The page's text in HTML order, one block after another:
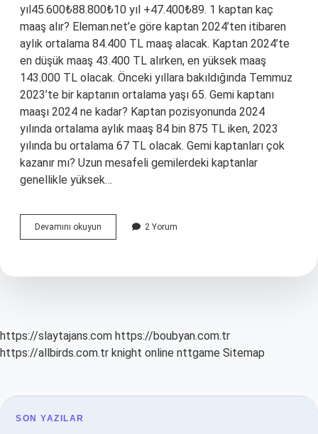
yıl45.600₺88.800₺10 yıl +47.400₺89. 1 kaptan kaç
maaş alır? Eleman.net’e göre kaptan 2024’ten itibaren
aylık ortalama 84.400 TL maaş alacak. Kaptan 2024’te
en düşük maaş 43.400 TL alırken, en yüksek maaş
143.000 TL olacak. Önceki yıllara bakıldığında Temmuz
2023’te bir kaptanın ortalama yaşı 65. Gemi kaptanı
maaşı 2024 ne kadar? Kaptan pozisyonunda 2024
yılında ortalama aylık maaş 84 bin 875 TL iken, 2023
yılında bu ortalama 67 TL olacak. Gemi kaptanları çok
kazanır mı? Uzun mesafeli gemilerdeki kaptanlar
genellikle yüksek…
Devamını okuyun
Kaptan
Maaş
2 Yorum
https://slaytajans.com https://boubyan.com.tr
https://allbirds.com.tr knight online nttgame Sitemap
SIDEBAR
SON YAZILAR